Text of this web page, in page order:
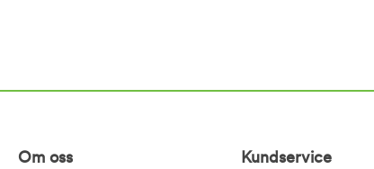
Om oss Kundservice